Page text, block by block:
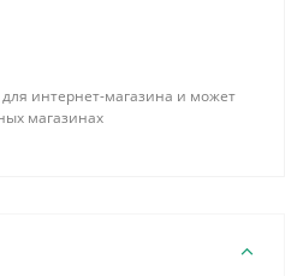
интернет-магазина и может
магазинах